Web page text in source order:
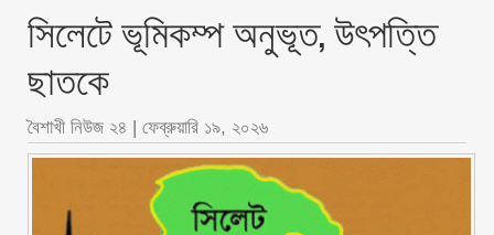
সিলেটে ভূমিকম্প অনুভূত, উৎপত্তি
ছাতকে
বৈশাখী নিউজ ২৪ | ফেব্রুয়ারি ১৯, ২০২৬